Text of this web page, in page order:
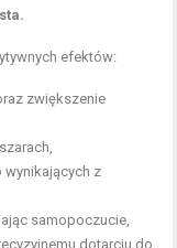
efektów:
zwiększenie
wynikających z
samopoczucie,
dotarciu do